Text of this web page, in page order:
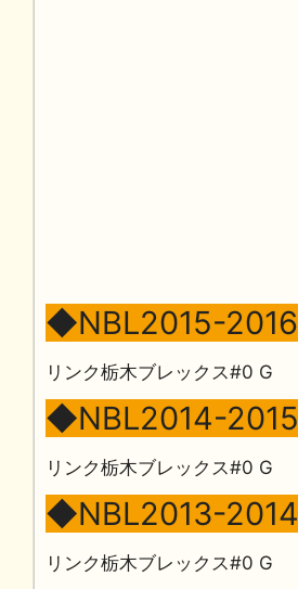
◆NBL2015-2016
リンク栃木ブレックス#0 G
◆NBL2014-2015
リンク栃木ブレックス#0 G
◆NBL2013-2014
リンク栃木ブレックス#0 G